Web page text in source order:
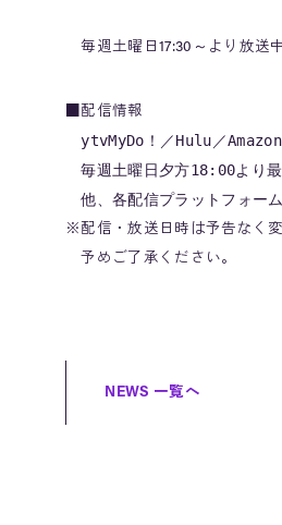
毎週土曜日17:30～より放送中
■配信情報
ytvMyDo！／Hulu／
毎週土曜日夕方18:00より
他、各配信プラットフォー
※配信・放送日時は予告なく
予めご了承ください。
NEWS 一覧へ